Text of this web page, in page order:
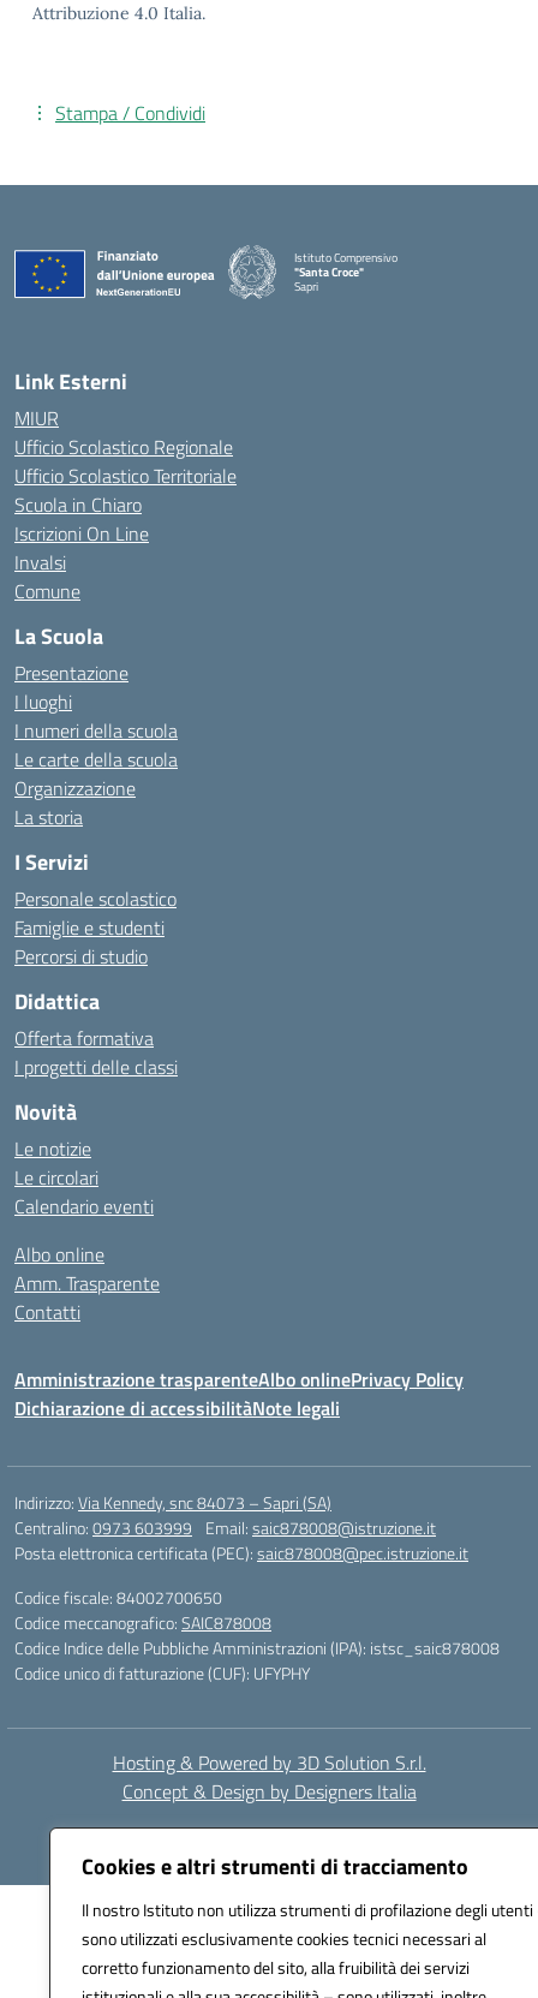
Cookies e altri strumenti di tracciamento
Il nostro Istituto non utilizza strumenti di profilazione degli
sono utilizzati esclusivamente cookies tecnici necessari al
corretto funzionamento del sito, alla fruibilità dei servizi
Attribuzione 4.0 Italia.
Stampa / Condividi
Istituto Comprensivo
"Santa Croce"
Sapri
— Visita la pagina iniziale della scuola
Link Esterni
MIUR
Ufficio Scolastico Regionale
Ufficio Scolastico Territoriale
Scuola in Chiaro
Iscrizioni On Line
Invalsi
Comune
La Scuola
Presentazione
I luoghi
I numeri della scuola
Le carte della scuola
Organizzazione
La storia
I Servizi
Personale scolastico
Famiglie e studenti
Percorsi di studio
Didattica
Offerta formativa
I progetti delle classi
Novità
Le notizie
Le circolari
Calendario eventi
Albo online
Amm. Trasparente
Contatti
Amministrazione trasparenteAlbo onlinePrivacy Policy
Dichiarazione di accessibilitàNote legali
Indirizzo:Via Kennedy, snc 84073 – Sapri (SA)
Centralino:0973 603999 Email:saic878008@istruzione.it
Posta elettronica certificata (PEC):saic878008@pec.istruzione.it
Codice fiscale: 84002700650
Codice meccanografico:SAIC878008
Codice Indice delle Pubbliche Amministrazioni (IPA): istsc_saic878008
Codice unico di fatturazione (CUF): UFYPHY
Hosting & Powered by 3D Solution S.r.l.
Concept & Design by Designers Italia